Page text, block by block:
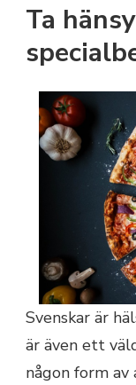
Ta
Svenskar är
är även ett
någon form